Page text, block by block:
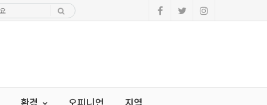
환경 오피니언 지역